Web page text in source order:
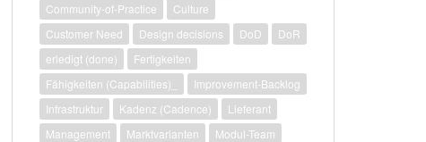
Community-of-Practice
Culture
Customer Need
Design decisions DoD
DoR
erledigt (done)
Fertigkeiten
Fähigkeiten (Capabilities)_
Improvement-Backlog
Infrastruktur
Kadenz (Cadence)
Lieferant
Management
Marktvarianten
Modul-Team